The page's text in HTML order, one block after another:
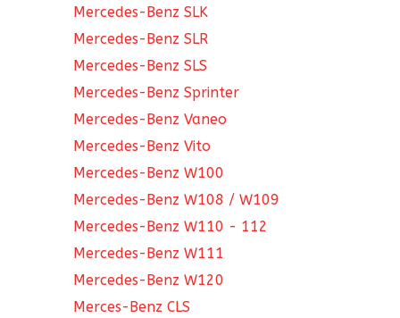
Mercedes-Benz SLK
Mercedes-Benz SLR
Mercedes-Benz SLS
Mercedes-Benz Sprinter
Mercedes-Benz Vaneo
Mercedes-Benz Vito
Mercedes-Benz W100
Mercedes-Benz W108 / W109
Mercedes-Benz W110 - 112
Mercedes-Benz W111
Mercedes-Benz W120
Merces-Benz CLS